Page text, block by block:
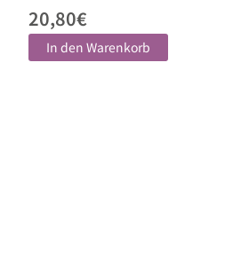
20,80€
In den Warenkorb